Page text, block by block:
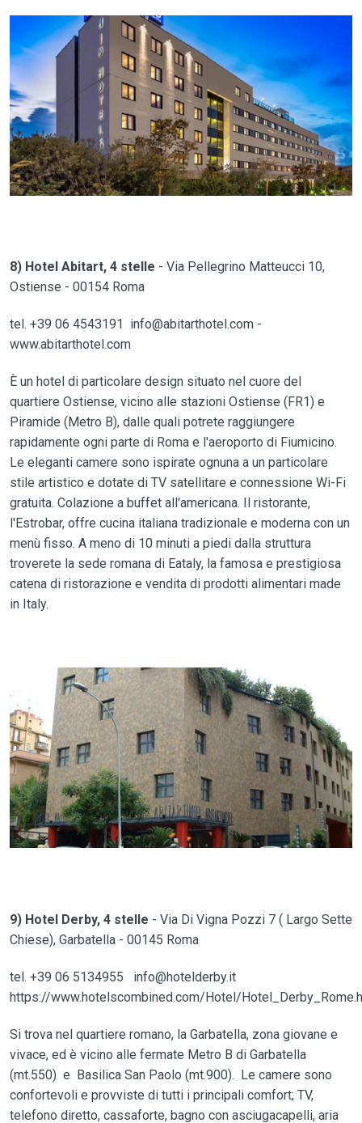
8) Hotel Abitart, 4 stelle - Via Pellegrino Matteucci 10,
Ostiense - 00154 Roma
tel. +39 06 4543191 info@abitarthotel.com -
www.abitarthotel.com
È un hotel di particolare design situato nel cuore del
quartiere Ostiense, vicino alle stazioni Ostiense (FR1) e
Piramide (Metro B), dalle quali potrete raggiungere
rapidamente ogni parte di Roma e l'aeroporto di Fiumicino.
Le eleganti camere sono ispirate ognuna a un particolare
stile artistico e dotate di TV satellitare e connessione Wi-Fi
gratuita. Colazione a buffet all'americana. Il ristorante,
l'Estrobar, offre cucina italiana tradizionale e moderna con un
menù fisso. A meno di 10 minuti a piedi dalla struttura
troverete la sede romana di Eataly, la famosa e prestigiosa
catena di ristorazione e vendita di prodotti alimentari made
in Italy.
9) Hotel Derby, 4 stelle - Via Di Vigna Pozzi 7 ( Largo Sette
Chiese), Garbatella - 00145 Roma
tel. +39 06 5134955 info@hotelderby.it
https://www.hotelscombined.com/Hotel/
Si trova nel quartiere romano, la Garbatella, zona giovane e
vivace, ed è vicino alle fermate Metro B di Garbatella
(mt.550) e Basilica San Paolo (mt.900). Le camere sono
confortevoli e provviste di tutti i principali comfort; TV,
telefono diretto, cassaforte, bagno con asciugacapelli, aria